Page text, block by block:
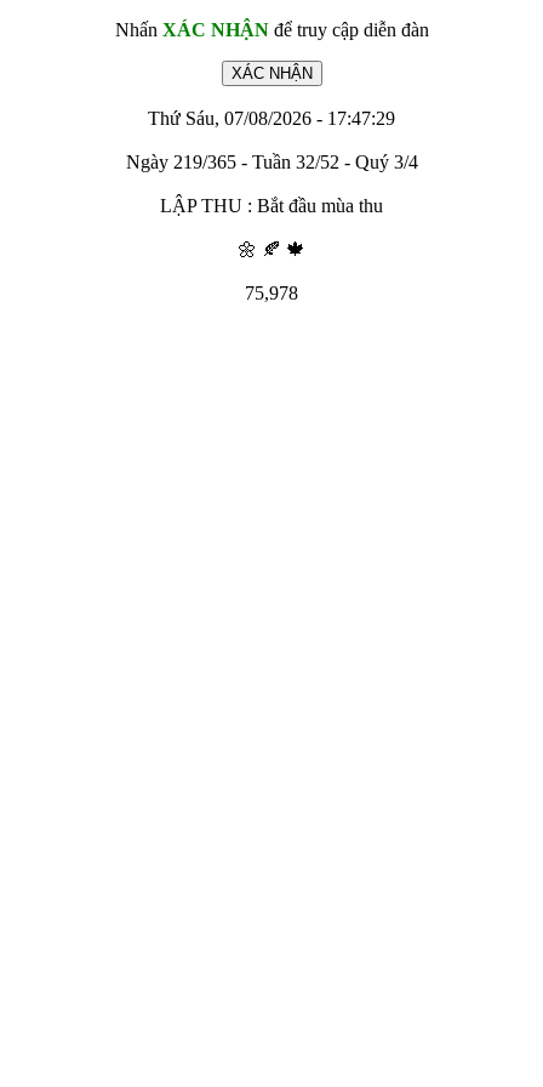
Nhấn XÁC NHẬNđể truy cập diễn đàn
Thứ Sáu, 07/08/2026 - 17:47:29
Ngày 219/365 - Tuần 32/52 - Quý 3/4
LẬP THU : Bắt đầu mùa thu
🌼 🍂 🍁
75,978